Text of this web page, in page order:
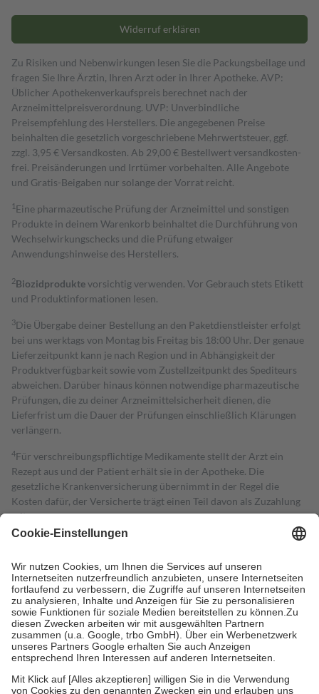
Widerruf erklären
Zu Risiken und Nebenwirkungen lesen Sie die Packungsbeilage und
fragen Sie Ihre Ärztin, Ihren Arzt oder in Ihrer Apotheke. AVP:
Üblicher Apothekenverkaufspreis berechnet nach der
Arzneimittelpreisverordnung. UVP: Unverbindliche
Preisempfehlung des Herstellers. Die angegebenen Preise
beinhalten die gesetzlich vorgeschriebene Mehrwertsteuer, ggf.
zzgl. 3,95 € Versandkosten. Ab 29,00 € Bestell­wert versand­kosten­
frei. Preisänderungen und Irrtümer vorbehalten. Alle Angebote
und Gratis-Beigaben nur solange der Vorrat reicht.
1 Eine pharmazeutische Prüfung der Arzneimittel und sonstigen
Produkte in deinem Warenkorb beinhaltet die Durchführung von
Wechselwirkungschecks und die Prüfung etwaiger
Anwendungshinweise des Herstellers.
2Biozidproduktevorsichtig verwenden. Vor Gebrauch stets Etikett
und Produktinformationen lesen.
3Die Übergabe deiner Bestellung an den Paketdienstleister erfolgt
bei uns werktags von Montag bis Freitag bis 18:00 Uhr. Der genaue
Lieferzeitpunkt kann je nach Region und in Abhängigkeit der
Produktverfügbarkeit sowie vom Zustellzeitpunkt des Spediteurs
abweichen. Darüber hinaus können notwendige pharmazeutische
Prüfungen, die zu deiner Arzneimittelsicherheit dienen, die
Lieferfrist um die Dauer der Prüfungen einschließlich Klärungen
verlängern.
4Für verschreibungspflichtige Medikamente stellt der Arzt ein
Rezept aus und der Patient erhält sie in der Apotheke. Die
gesetzliche Krankenversicherung übernimmt in der Regel die
Kosten dafür, der Versicherte trägt einen Teil davon als Zuzahlung
mit.
Grundsätzlich leisten Mitglieder Zuzahlungen in Höhe von zehn
höchstens zehn Euro.
Es sind jedoch nie mehr als die tatsächlichen
Kosten der Leistung zu entrichten.
Diese Regeln gelten grundsätzlich auch für Online-Apotheken.
Bei Heilmitteln und häuslicher Krankenpflege beträgt die
Zuzahlung zehn Prozent der Kosten sowie zehn Euro je
Verordnung.
Um das Engagement der Versicherten für ihre eigene Gesundheit zu
stärken und die besondere Stellung der Familie zu unterstützen,
fallenkeine Zuzahlungenan bei: